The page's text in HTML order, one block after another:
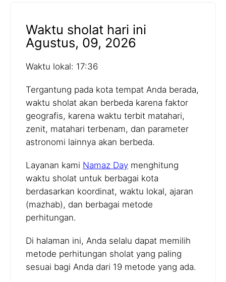
Waktu sholat hari ini
Agustus, 09, 2026
Waktu lokal: 17:36
Tergantung pada kota tempat Anda berada,
waktu sholat akan berbeda karena faktor
geografis, karena waktu terbit matahari,
zenit, matahari terbenam, dan parameter
astronomi lainnya akan berbeda.
Layanan kami Namaz Day menghitung
waktu sholat untuk berbagai kota
berdasarkan koordinat, waktu lokal, ajaran
(mazhab), dan berbagai metode
perhitungan.
Di halaman ini, Anda selalu dapat memilih
metode perhitungan sholat yang paling
sesuai bagi Anda dari 19 metode yang ada.